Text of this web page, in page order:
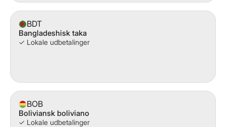
BDT
Bangladeshisk taka
✓ Lokale udbetalinger
BOB
Boliviansk boliviano
✓ Lokale udbetalinger